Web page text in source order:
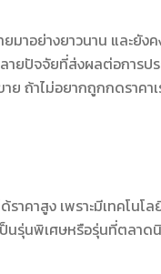
าอย่างยาวนาน และยัง
ปัจจัยที่ส่งผลต่อการประ
ย ถ้าไม่อยากถูกกดราคา
าคาสูง เพราะมีเทคโน
ป็นรุ่นพิเศษหรือรุ่นที่ตลา